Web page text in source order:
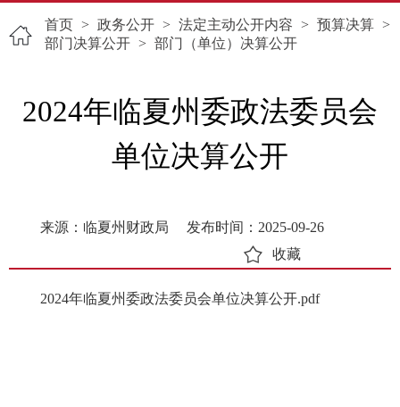
首页 > 政务公开 > 法定主动公开内容 > 预算决算 >
部门决算公开 > 部门（单位）决算公开
2024年临夏州委政法委员会
单位决算公开
来源：临夏州财政局
发布时间：2025-09-26
收藏
2024年临夏州委政法委员会单位决算公开.pdf